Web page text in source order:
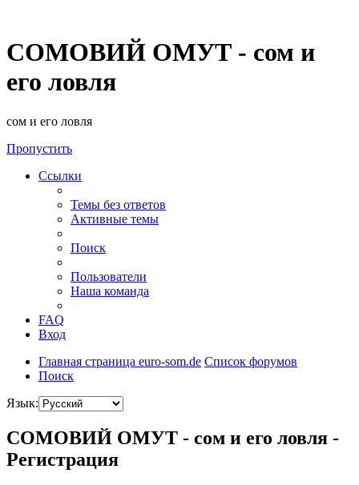
СОМОВИЙ ОМУТ - сом и
его ловля
сом и его ловля
Пропустить
Ссылки
Темы без ответов
Активные темы
Поиск
Пользователи
Наша команда
FAQ
Вход
Главная страница euro-som.de Список форумов
Поиск
Язык:
СОМОВИЙ ОМУТ - сом и его ловля -
Регистрация